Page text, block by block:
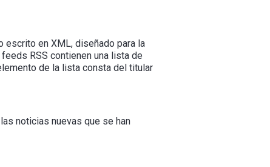
escrito en XML, diseñado para la
RSS contienen una lista de
de la lista consta del titular
noticias nuevas que se han